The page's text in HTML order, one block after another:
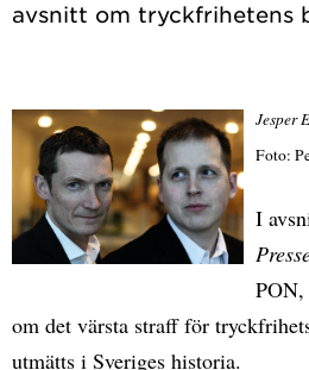
Jesper
Foto:
I
om det värsta straff för
utmätts i Sveriges historia.